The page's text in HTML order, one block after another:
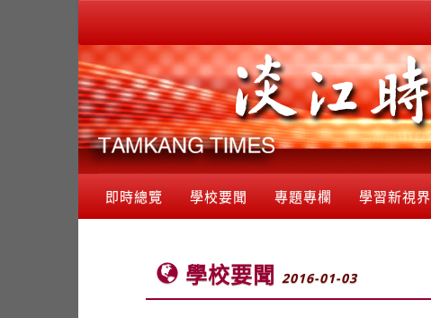
即時總覽 學校要聞 專題專欄 學習新視界
學校要聞 2016-01-03